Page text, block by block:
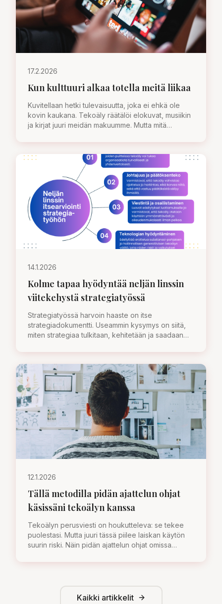
17.2.2026
Kun kulttuuri alkaa totella meitä liikaa
Kuvitellaan hetki tulevaisuutta, joka ei ehkä ole
kovin kaukana. Tekoäly räätälöi elokuvat, musiikin
ja kirjat juuri meidän makuumme. Mutta mitä
14.1.2026
Kolme tapaa hyödyntää neljän linssin
viitekehystä strategiatyössä
Strategiatyössä harvoin haaste on itse
strategiadokumentti. Useammin kysymys on siitä,
miten strategiaa tulkitaan, kehitetään ja saadaan
12.1.2026
Tällä metodilla pidän ajattelun ohjat
käsissäni tekoälyn kanssa
Tekoälyn perusviesti on houkutteleva: se tekee
puolestasi. Mutta juuri tässä piilee laiskan käytön
suurin riski. Näin pidän ajattelun ohjat omissa
Kaikki artikkelit